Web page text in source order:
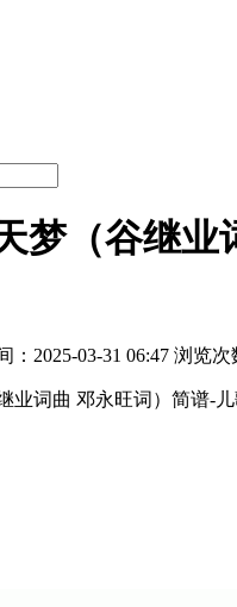
梦（谷继业
：2025-03-31 06:47 浏览次
业词曲 邓永旺词）简谱-